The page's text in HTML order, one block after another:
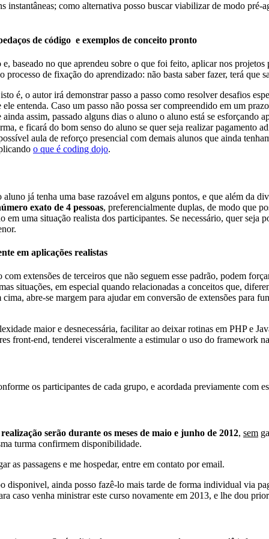
instantâneas; como alternativa posso buscar viabilizar de modo
de código e exemplos de conceito pronto
baseado no que aprendeu sobre o que foi feito, aplicar nos
de fixação do aprendizado: não basta saber fazer, terá que
é, o autor irá demonstrar passo a passo como resolver desafios
entenda. Caso um passo não possa ser compreendido em um
assim, passado alguns dias o aluno o aluno está se esforçando
e ficará do bom senso do aluno se quer seja realizar pagamento
aula de reforço presencial com demais alunos que ainda
o que é coding dojo.
já tenha uma base razoável em alguns pontos, e que além da
exato de 4 pessoas, preferencialmente duplas, de modo que
uma situação realista dos participantes. Se necessário, quer
em aplicações realistas
extensões de terceiros que não seguem esse padrão, podem
situações, em especial quando relacionadas a conceitos que,
abre-se margem para ajudar em conversão de extensões para
maior e desnecessária, facilitar ao deixar rotinas em PHP e
front-end, tenderei visceralmente a estimular o uso do framework
os participantes de cada grupo, e acordada previamente com
serão durante os meses de maio e junho de 2012, sem
turma confirmem disponibilidade.
as passagens e me hospedar, entre em contato por email.
disponivel, ainda posso fazê-lo mais tarde de forma individual via
caso venha ministrar este curso novamente em 2013, e lhe dou